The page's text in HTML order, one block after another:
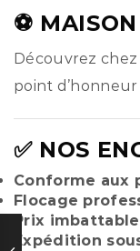
⚽
Découvrez chez
point
✅ NOS
Conforme aux
Flocage
Prix imbattable
Expédition